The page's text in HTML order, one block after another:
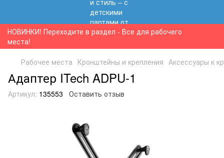
НОВИНКИ! Переходите в раздел - Все для рабочего
места!
Рабочее места Кронштейны и крепления Аксессуары к
Адаптер ITech ADPU-1
Артикул: 135553 Оставить отзыв